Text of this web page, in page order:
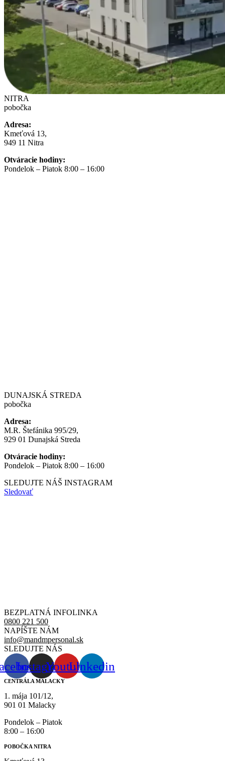
NITRA
pobočka
Adresa:
Kmeťová 13,
949 11 Nitra
Otváracie hodiny:
Pondelok – Piatok 8:00 – 16:00
DUNAJSKÁ STREDA
pobočka
Adresa:
M.R. Štefánika 995/29,
929 01 Dunajská Streda
Otváracie hodiny:
Pondelok – Piatok 8:00 – 16:00
SLEDUJTE NÁŠ INSTAGRAM
Sledovať
BEZPLATNÁ INFOLINKA
0800 221 500
NAPÍŠTE NÁM
info@mandmpersonal.sk
SLEDUJTE NÁS
InstagramYoutubeLinkedin
CENTRÁLA MALACKY
1. mája 101/12,
901 01 Malacky
Pondelok – Piatok
8:00 – 16:00
POBOČKA NITRA